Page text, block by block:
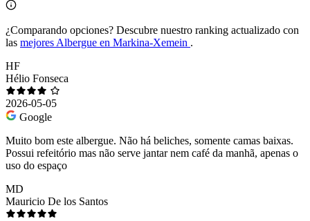
¿Comparando opciones? Descubre nuestro ranking actualizado con
las mejores Albergue en Markina-Xemein .
HF
Hélio Fonseca
2026-05-05
Google
Muito bom este albergue. Não há beliches, somente camas baixas.
Possui refeitório mas não serve jantar nem café da manhã, apenas o
uso do espaço
MD
Mauricio De los Santos